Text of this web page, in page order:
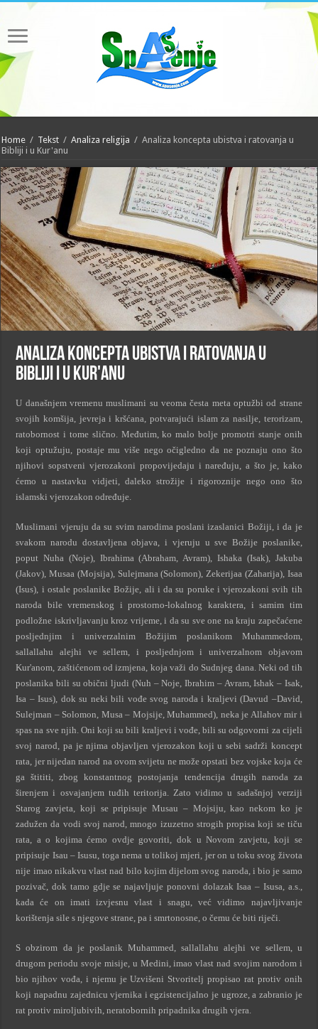
Home / Tekst / Analiza religija / Analiza koncepta ubistva i ratovanja u
Bibliji i u Kur'anu
Analiza koncepta ubistva i ratovanja u
Bibliji i u Kur'anu
U današnjem vremenu muslimani su veoma česta meta optužbi od strane
svojih komšija, jevreja i kršćana, potvarajući islam za nasilje, terorizam,
ratobornost i tome slično. Međutim, ko malo bolje promotri stanje onih
koji optužuju, postaje mu više nego očigledno da ne poznaju ono što
njihovi sopstveni vjerozakoni propovijedaju i naređuju, a što je, kako
ćemo u nastavku vidjeti, daleko strožije i rigoroznije nego ono što
islamski vjerozakon određuje.
Muslimani vjeruju da su svim narodima poslani izaslanici Božiji, i da je
svakom narodu dostavljena objava, i vjeruju u sve Božije poslanike,
poput Nuha (Noje), Ibrahima (Abraham, Avram), Ishaka (Isak), Jakuba
(Jakov), Musaa (Mojsija), Sulejmana (Solomon), Zekerijaa (Zaharija), Isaa
(Isus), i ostale poslanike Božije, ali i da su poruke i vjerozakoni svih tih
naroda bile vremenskog i prostorno-lokalnog karaktera, i samim tim
podložne iskrivljavanju kroz vrijeme, i da su sve one na kraju zapečaćene
posljednjim i univerzalnim Božijim poslanikom Muhammedom,
sallallahu alejhi ve sellem, i posljednjom i univerzalnom objavom
Kur'anom, zaštićenom od izmjena, koja važi do Sudnjeg dana. Neki od tih
poslanika bili su obični ljudi (Nuh – Noje, Ibrahim – Avram, Ishak – Isak,
Isa – Isus), dok su neki bili vođe svog naroda i kraljevi (Davud –David,
Sulejman – Solomon, Musa – Mojsije, Muhammed), neka je Allahov mir i
spas na sve njih. Oni koji su bili kraljevi i vođe, bili su odgovorni za cijeli
svoj narod, pa je njima objavljen vjerozakon koji u sebi sadrži koncept
rata, jer nijedan narod na ovom svijetu ne može opstati bez vojske koja će
ga štititi, zbog konstantnog postojanja tendencija drugih naroda za
širenjem i osvajanjem tuđih teritorija. Zato vidimo u sadašnjoj verziji
Starog zavjeta, koji se pripisuje Musau – Mojsiju, kao nekom ko je
zadužen da vodi svoj narod, mnogo izuzetno strogih propisa koji se tiču
rata, a o kojima ćemo ovdje govoriti, dok u Novom zavjetu, koji se
pripisuje Isau – Isusu, toga nema u tolikoj mjeri, jer on u toku svog života
nije imao nikakvu vlast nad bilo kojim dijelom svog naroda, i bio je samo
pozivač, dok tamo gdje se najavljuje ponovni dolazak Isaa – Isusa, a.s.,
kada će on imati izvjesnu vlast i snagu, već vidimo najavljivanje
korištenja sile s njegove strane, pa i smrtonosne, o čemu će biti riječi.
S obzirom da je poslanik Muhammed, sallallahu alejhi ve sellem, u
drugom periodu svoje misije, u Medini, imao vlast nad svojim narodom i
bio njihov vođa, i njemu je Uzvišeni Stvoritelj propisao rat protiv onih
koji napadnu zajednicu vjernika i egzistencijalno je ugroze, a zabranio je
rat protiv miroljubivih, neratobornih pripadnika drugih vjera.